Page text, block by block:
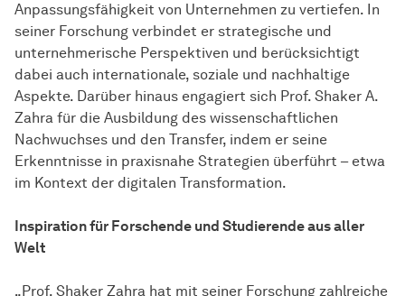
Anpassungsfähigkeit von Unternehmen zu vertiefen. In
seiner Forschung verbindet er strategische und
unternehmerische Perspektiven und berücksichtigt
dabei auch internationale, soziale und nachhaltige
Aspekte. Darüber hinaus engagiert sich Prof. Shaker A.
Zahra für die Ausbildung des wissenschaftlichen
Nachwuchses und den Transfer, indem er seine
Erkenntnisse in praxisnahe Strategien überführt – etwa
im Kontext der digitalen Transformation.
Inspiration für Forschende und Studierende aus aller
Welt
„Prof. Shaker Zahra hat mit seiner Forschung zahlreiche